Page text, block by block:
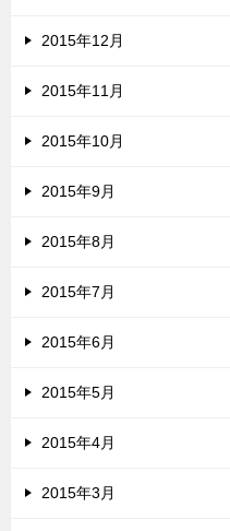
2015年12月
2015年11月
2015年10月
2015年9月
2015年8月
2015年7月
2015年6月
2015年5月
2015年4月
2015年3月